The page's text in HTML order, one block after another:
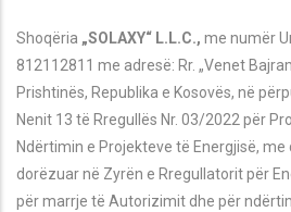
Shoqëria „SOLAXY“ L.L.C., me numër
812112811 me adresë: Rr. „Venet
Prishtinës, Republika e Kosovës, në
Nenit 13 të Rregullës Nr. 03/2022 për
Ndërtimin e Projekteve të Energjisë, me
dorëzuar në Zyrën e Rregullatorit për
për marrje të Autorizimit dhe për